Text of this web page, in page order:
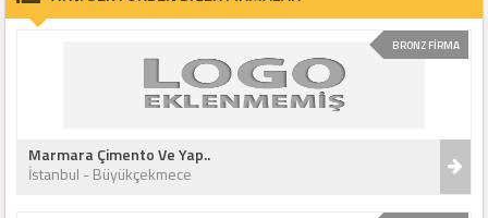
BRONZ FİRMA
Marmara Çimento Ve Yap..
İstanbul - Büyükçekmece